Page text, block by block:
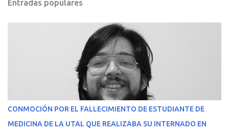
Entradas populares
CONMOCIÓN POR EL FALLECIMIENTO DE ESTUDIANTE DE
MEDICINA DE LA UTAL QUE REALIZABA SU INTERNADO EN